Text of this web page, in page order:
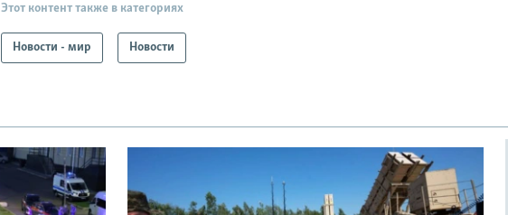
Этот контент также в категориях
Новости - мир Новости